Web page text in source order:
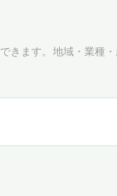
きます。地域・業種